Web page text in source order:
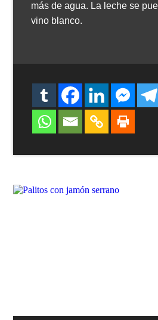
más de agua. La leche se
vino blanco.